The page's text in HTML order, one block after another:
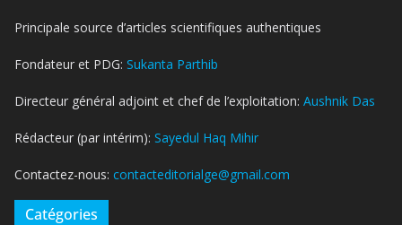
Principale source d’articles scientifiques authentiques
Fondateur et PDG: Sukanta Parthib
Directeur général adjoint et chef de l’exploitation: Aushnik Das
Rédacteur (par intérim): Sayedul Haq Mihir
Contactez-nous: contacteditorialge@gmail.com
Catégories